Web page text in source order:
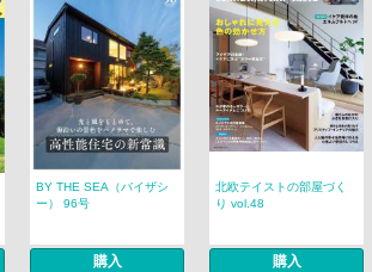
BY THE SEA（バイザシ
ー） 96号
購入
北欧テイストの部屋づく
り vol.48
購入